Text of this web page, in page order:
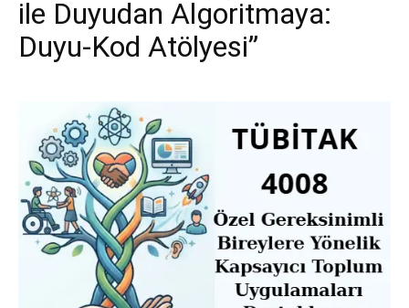
ile Duyudan Algoritmaya:
Duyu-Kod Atölyesi”